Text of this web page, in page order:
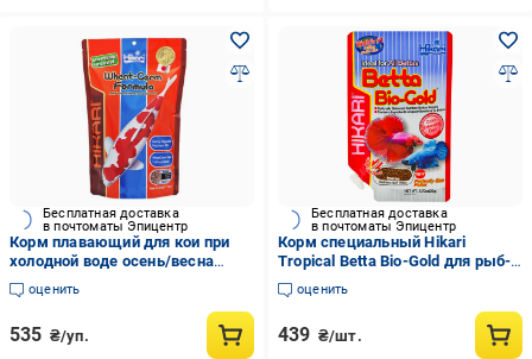
Бесплатная доставка
в почтоматы Эпицентр
Корм плавающий для кои при
холодной воде осень/весна
Hikari Wheat Germ 500 г Medium
M 5,0-5,5 мм
оценить
535 ₴/уп.
Бесплатная доставка
в почтоматы Эпицентр
Корм специальный Hikari
Tropical Betta Bio-Gold для рыб-
петухов 3,5+ мм/гранулы ~1,1
мм/20 г плавающий (19110)
оценить
439 ₴/шт.